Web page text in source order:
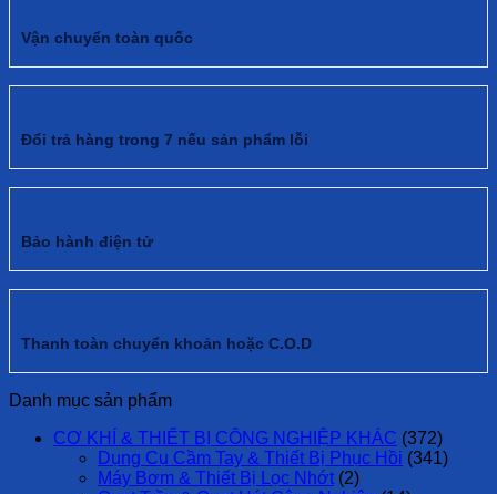
Vận chuyển toàn quốc
Đổi trả hàng trong 7 nếu sản phẩm lỗi
Bảo hành điện tử
Thanh toàn chuyển khoản hoặc C.O.D
Danh mục sản phẩm
CƠ KHÍ & THIẾT BỊ CÔNG NGHIỆP KHÁC (372)
Dụng Cụ Cầm Tay & Thiết Bị Phục Hồi (341)
Máy Bơm & Thiết Bị Lọc Nhớt (2)